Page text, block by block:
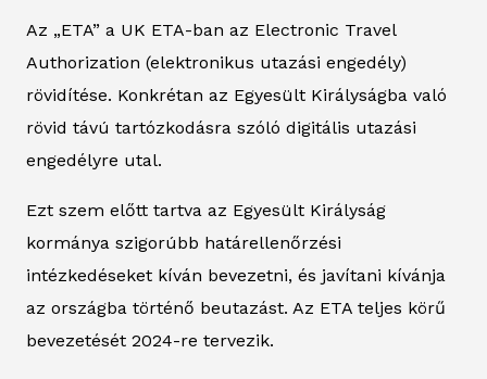
Az „ETA” a UK ETA-ban az Electronic Travel
Authorization (elektronikus utazási engedély)
rövidítése. Konkrétan az Egyesült Királyságba való
rövid távú tartózkodásra szóló digitális utazási
engedélyre utal.
Ezt szem előtt tartva az Egyesült Királyság
kormánya szigorúbb határellenőrzési
intézkedéseket kíván bevezetni, és javítani kívánja
az országba történő beutazást. Az ETA teljes körű
bevezetését 2024-re tervezik.